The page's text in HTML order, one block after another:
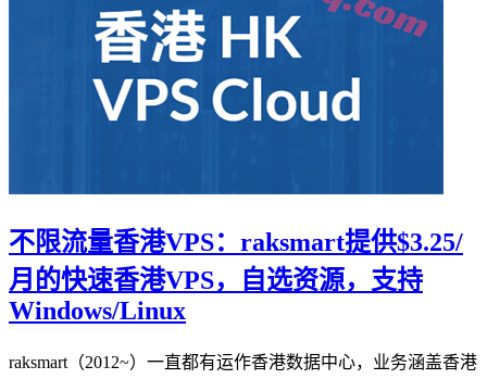
不限流量香港VPS：raksmart提供$3.25/
月的快速香港VPS，自选资源，支持
Windows/Linux
raksmart（2012~）一直都有运作香港数据中心，业务涵盖香港